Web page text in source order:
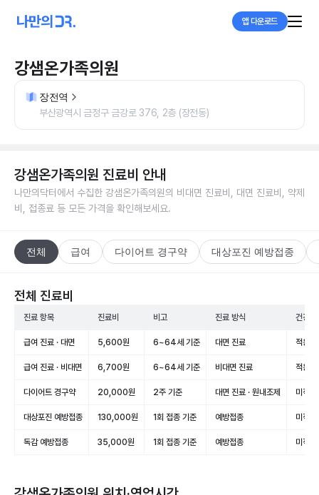
앱 다운로드
강샘온가족의원
장전역
부산광역시 금정구 금강로 376, 2층 (장전동)
강샘온가족의원 진료비 안내
나만의닥터에서 수집한 강샘온가족의원의 비대면 진료비, 대면 진료비, 약제
비, 접종료 등 모든 가격을 확인해보세요.
전체 급여 다이어트 경구약 대상포진 예방접종
전체 진료비
진료 항목 진료비 비고 진료 방식 건강보
급여 진료 · 대면 5,600원 6~64세 기준 대면 진료 적용(
급여 진료 · 비대면 6,700원 6~64세 기준 비대면 진료 적용(
다이어트 경구약 20,000원 2주 기준 대면 진료 · 원내조제 미적
대상포진 예방접종 130,000원 1회 접종 기준 예방접종 미적
독감 예방접종 35,000원 1회 접종 기준 예방접종 미적